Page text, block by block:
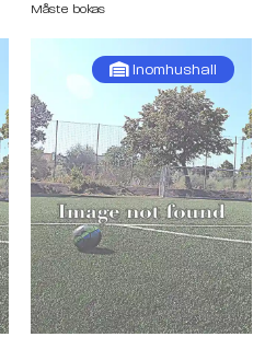
Måste bokas
Inomhushall